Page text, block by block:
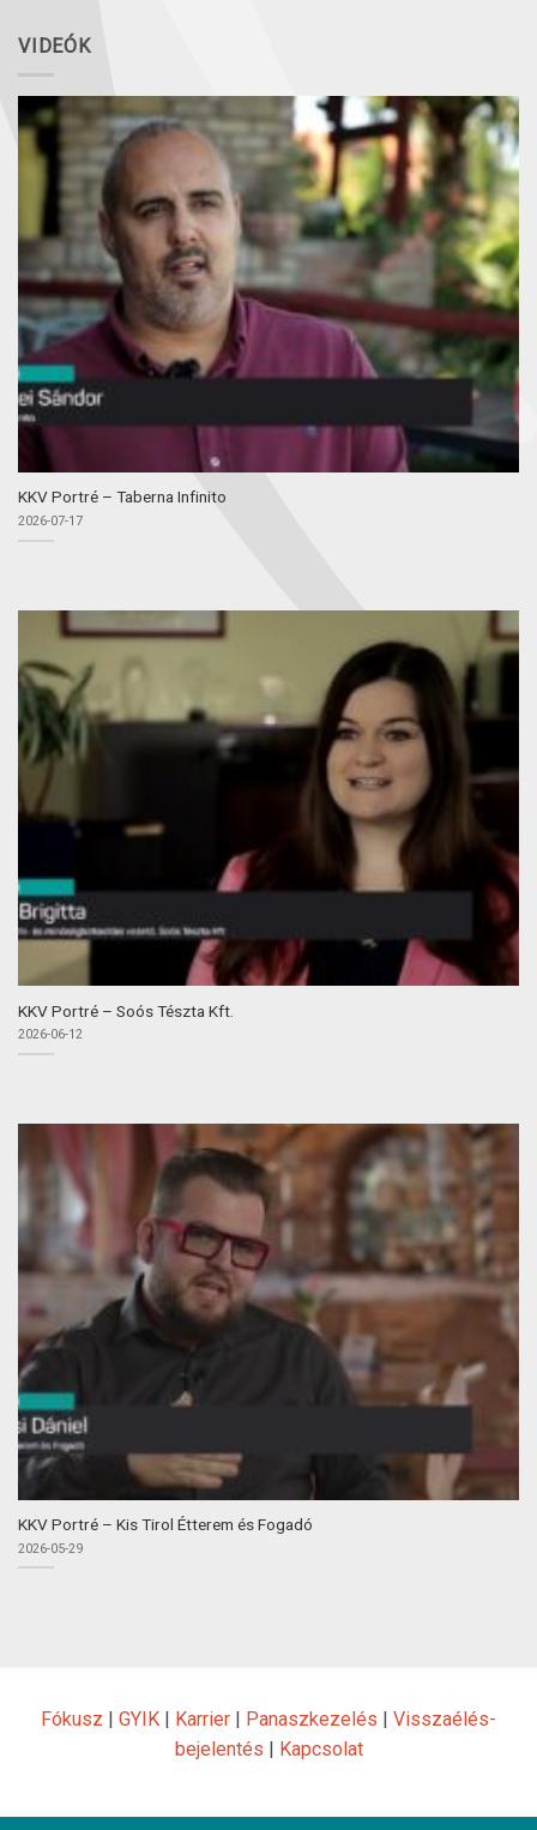
VIDEÓK
KKV Portré – Taberna Infinito
2026-07-17
KKV Portré – Soós Tészta Kft.
2026-06-12
KKV Portré – Kis Tirol Étterem és Fogadó
2026-05-29
Fókusz | GYIK | Karrier | Panaszkezelés | Visszaélés-
bejelentés | Kapcsolat